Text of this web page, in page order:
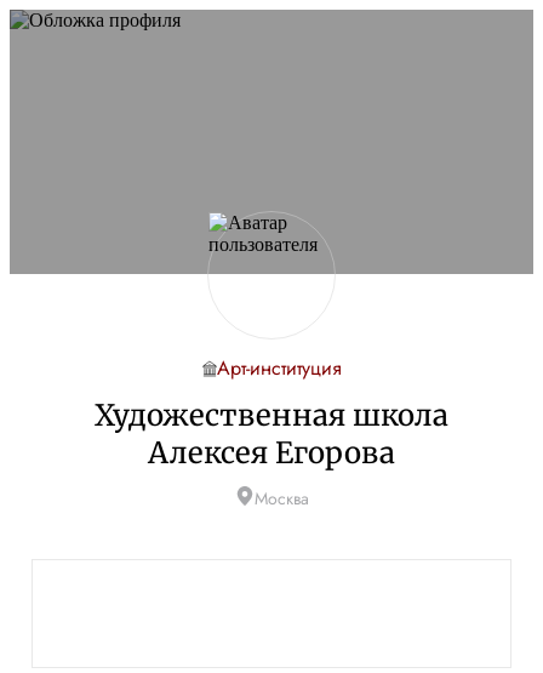
Арт-институция
Художественная школа
Алексея Егорова
Москва